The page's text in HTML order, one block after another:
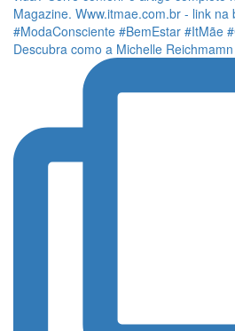
Descubra como a Michelle